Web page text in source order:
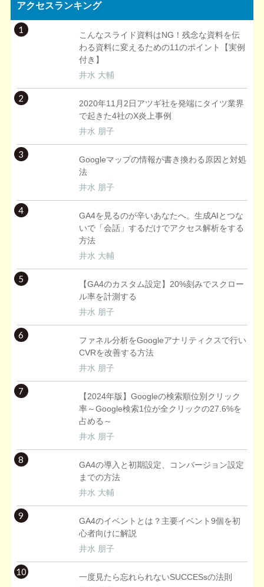
アクセスランキング
1
こんなスライド資料はNG！残念な資料を伝
わる資料に変えるための11のポイント【実例
付き】
井水 大輔
2
2020年11月2日アツギ社を発端にタイツ業界
で起きた4社のX炎上事例
井水 朋子
3
Googleマップの情報が書き換わる原因と対処
法
井水 朋子
4
GA4を見るのが辛いあなたへ。生成AIとつな
いで「会話」するだけでアクセス解析をする
方法
井水 大輔
5
【GA4のカスタム設定】20%刻みでスクロー
ル率を計測する
井水 朋子
6
ファネル分析をGoogleアナリティクスで行い
CVRを改善する方法
井水 朋子
7
【2024年版】Googleの検索順位別クリック
率～Google検索1位が全クリックの27.6%を
占める～
井水 朋子
8
GA4の導入と初期設定、コンバージョン設定
までの方法
井水 大輔
9
GA4のイベントとは？主要イベント9個を初
心者向けに解説
井水 朋子
10
一度見たら忘れられないSUCCESsの法則